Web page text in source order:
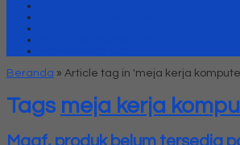
Beranda » Article tag in 'meja kerja
Tags meja kerja
Maaf, produk belum tersedia